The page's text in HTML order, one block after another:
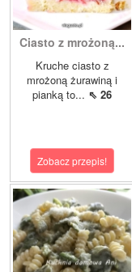
Ciasto z mrożoną...
Kruche ciasto z
mrożoną żurawiną i
pianką to... ⇖ 26
Zobacz przepis!